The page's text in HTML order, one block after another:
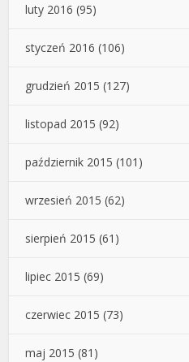
luty 2016 (95)
styczeń 2016 (106)
grudzień 2015 (127)
listopad 2015 (92)
październik 2015 (101)
wrzesień 2015 (62)
sierpień 2015 (61)
lipiec 2015 (69)
czerwiec 2015 (73)
maj 2015 (81)